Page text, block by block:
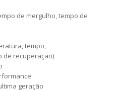
de mergulho, tempo de
tempo,
de recuperação)
geração